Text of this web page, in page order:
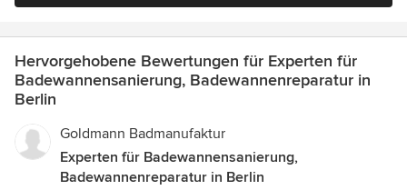
Hervorgehobene Bewertungen für Experten für
Badewannensanierung, Badewannenreparatur in
Berlin
Goldmann Badmanufaktur
Experten für Badewannensanierung,
Badewannenreparatur in Berlin